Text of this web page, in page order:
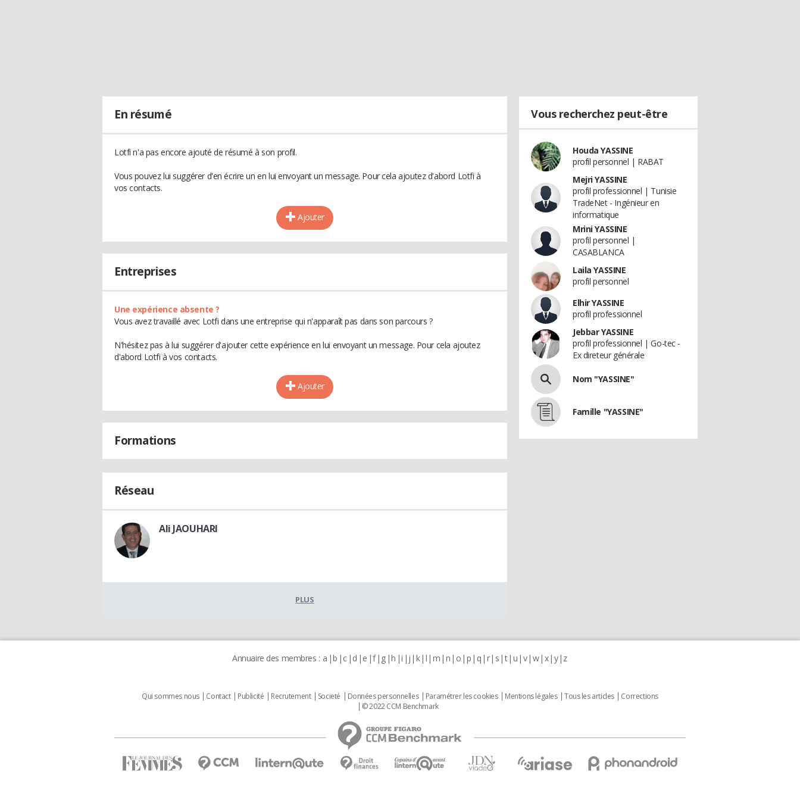
En résumé
Lotfi n'a pas encore ajouté de résumé à son profil.
Vous pouvez lui suggérer d'en écrire un en lui envoyant un message. Pour cela ajoutez d'abord Lotfi à
vos contacts.
Ajouter
Entreprises
Une expérience absente ?
Vous avez travaillé avec Lotfi dans une entreprise qui n'apparaît pas dans son parcours ?
N'hésitez pas à lui suggérer d'ajouter cette expérience en lui envoyant un message. Pour cela ajoutez
d'abord Lotfi à vos contacts.
Ajouter
Formations
Réseau
Ali JAOUHARI
PLUS
Vous recherchez peut-être
Houda YASSINE
profil personnel | RABAT
Mejri YASSINE
profil professionnel | Tunisie
TradeNet - Ingénieur en
informatique
Mrini YASSINE
profil personnel |
CASABLANCA
Laila YASSINE
profil personnel
Elhir YASSINE
profil professionnel
Jebbar YASSINE
profil professionnel | Go-tec -
Ex direteur générale
Nom "YASSINE"
Famille "YASSINE"
Annuaire des membres : a b c d e f g h i j k l m n o p q r s t u v w x y z
Qui sommes nous Contact Publicité Recrutement Societé Données personnelles Paramétrer les cookies Mentions légales Tous les articles
Corrections
© 2022 CCM Benchmark